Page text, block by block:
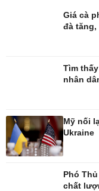
Tình yêu - Gia đình
Giá cà
đà tăng,
Tìm
nhân
Mỹ nối
Ukraine
Phó
chất